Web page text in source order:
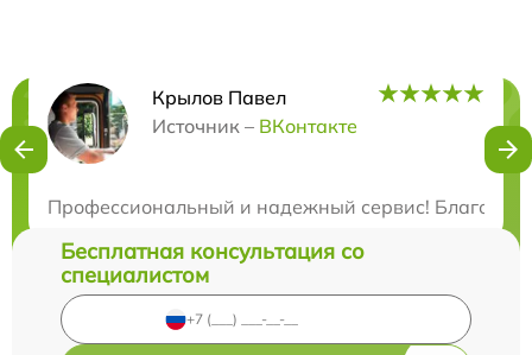
Крылов Павел
Источник – ВКонтакте
Профессиональный и надежный сервис!
Нужна консультация?
Бесплатная консультация со
специалистом